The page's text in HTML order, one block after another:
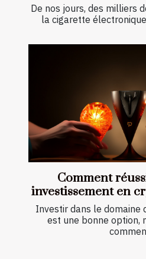
De nos jours, des milliers
la cigarette
Comment
investissement en
Investir dans le domaine
est une bonne option,